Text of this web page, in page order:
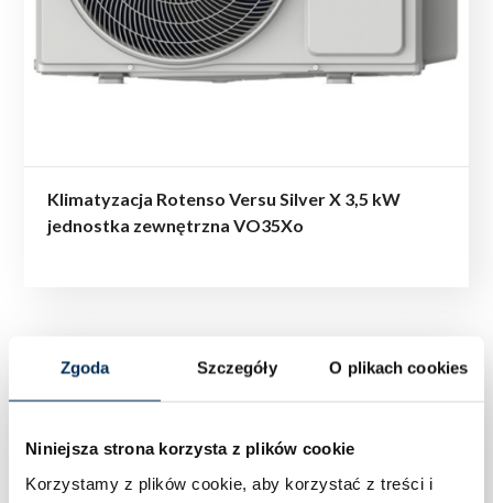
Zgoda Szczegóły O plikach cookies
Niniejsza strona korzysta z plików cookie
Korzystamy z plików cookie, aby korzystać z treści i
Klimatyzacja Rotenso Versu Silver X 3,5 kW
jednostka zewnętrzna VO35Xo